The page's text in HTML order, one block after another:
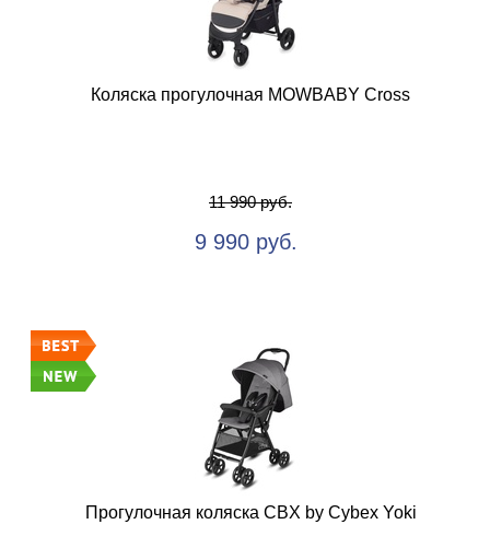
Коляска прогулочная MOWBABY Cross
11 990 руб.
9 990 руб.
Прогулочная коляска CBX by Cybex Yoki